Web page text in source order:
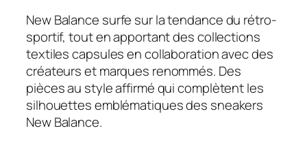
New Balance surfe sur la tendance du rétro-
sportif, tout en apportant des collections
textiles capsules en collaboration avec des
créateurs et marques renommés. Des
pièces au style affirmé qui complètent les
silhouettes emblématiques des sneakers
New Balance.